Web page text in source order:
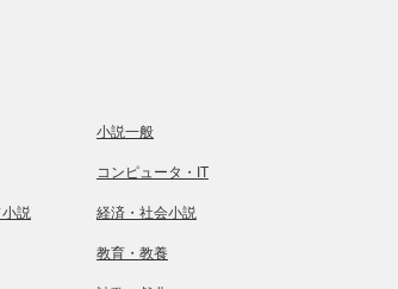
小説一般
コンピュータ・IT
説 経済・社会小説
教育・教養